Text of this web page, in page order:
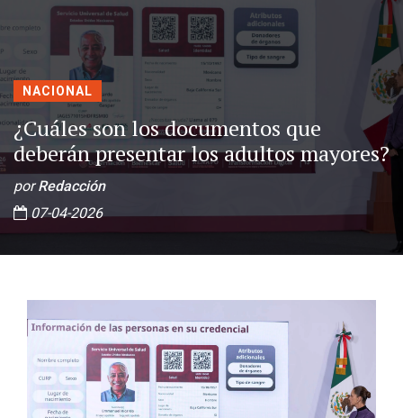
NACIONAL
¿Cuáles son los documentos que
deberán presentar los adultos mayores?
porRedacción
07-04-2026